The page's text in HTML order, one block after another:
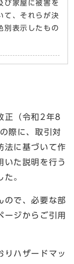
び家屋に被害を
て、それらが決
別表示したもの
正（令和2年8
際に、取引対
法に基づいて作
いた説明を行う
。
ので、必要な部
ージからご引用
りハザードマッ